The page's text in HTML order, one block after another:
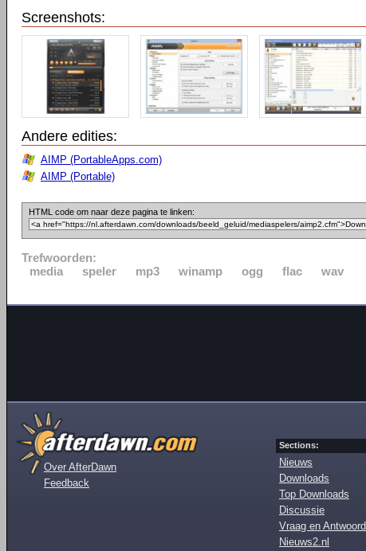
Screenshots:
Andere edities:
AIMP (PortableApps.com)
AIMP (Portable)
HTML code om naar deze pagina te linken:
Trefwoorden:
media
speler mp3 winamp ogg flac wav
Over AfterDawn
Feedback
Sections:
Nieuws
Downloads
Top Downloads
Discussie
Vraag en Antwoord
Nieuws2.nl